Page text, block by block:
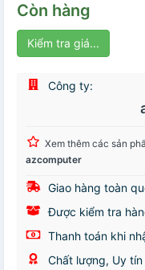
Còn hàng
Kiểm tra giá...
Công ty:
Xem thêm các sản
azcomputer
Giao hàng toàn
Được kiểm tra
Thanh toán khi
Chất lượng, Uy tín